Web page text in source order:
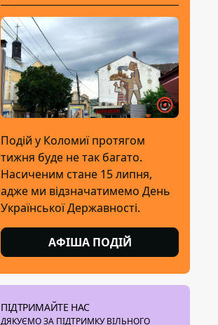
Подій у Коломиї протягом
тижня буде не так багато.
Насиченим стане 15 липня,
адже ми відзначатимемо День
Української Державності.
АФІША ПОДІЙ
ПІДТРИМАЙТЕ НАС
ДЯКУЄМО ЗА ПІДТРИМКУ ВІЛЬНОГО